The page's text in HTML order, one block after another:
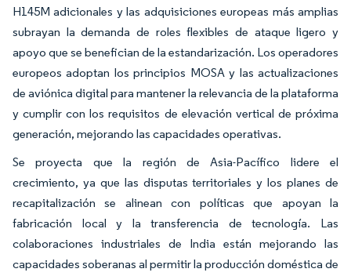
H145M adicionales y las adquisiciones europeas más amplias
subrayan la demanda de roles flexibles de ataque ligero y
apoyo que se benefician de la estandarización. Los operadores
europeos adoptan los principios MOSA y las actualizaciones
de aviónica digital para mantener la relevancia de la plataforma
y cumplir con los requisitos de elevación vertical de próxima
generación, mejorando las capacidades operativas.
Se proyecta que la región de Asia-Pacífico lidere el
crecimiento, ya que las disputas territoriales y los planes de
recapitalización se alinean con políticas que apoyan la
fabricación local y la transferencia de tecnología. Las
colaboraciones industriales de India están mejorando las
capacidades soberanas al permitir la producción doméstica de